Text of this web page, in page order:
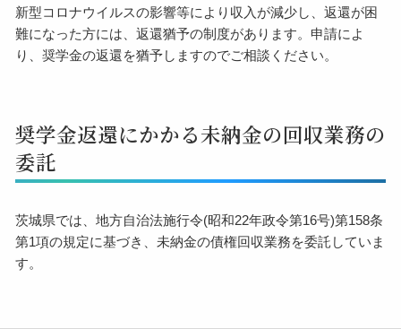
新型コロナウイルスの影響等により収入が減少し、返還が困
難になった方には、返還猶予の制度があります。申請によ
り、奨学金の返還を猶予しますのでご相談ください。
奨学金返還にかかる未納金の回収業務の
委託
茨城県では、地方自治法施行令(昭和22年政令第16号)第158条
第1項の規定に基づき、未納金の債権回収業務を委託していま
す。